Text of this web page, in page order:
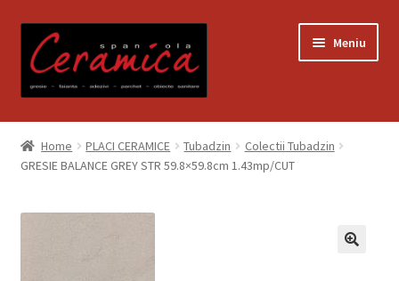
la
navigare
la
conținut
Meniu
Prima pagină
Blog
Contact
Home PLACI CERAMICE Tubadzin
Colectii Tubadzin
GRESIE BALANCE GREY STR 59.8×59.8cm 1.43mp/CUT